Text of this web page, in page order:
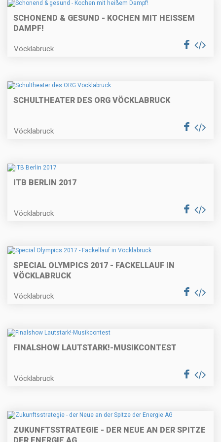
SCHONEND & GESUND - KOCHEN MIT HEISSEM D
AMPF!
Vöcklabruck
SCHULTHEATER DES ORG VÖCKLABRUCK
Vöcklabruck
ITB BERLIN 2017
Vöcklabruck
SPECIAL OLYMPICS 2017 - FACKELLAUF IN
VÖCKLABRUCK
Vöcklabruck
FINALSHOW LAUTSTARK!-MUSIKCONTEST
Vöcklabruck
ZUKUNFTSSTRATEGIE - DER NEUE AN DER SPITZE